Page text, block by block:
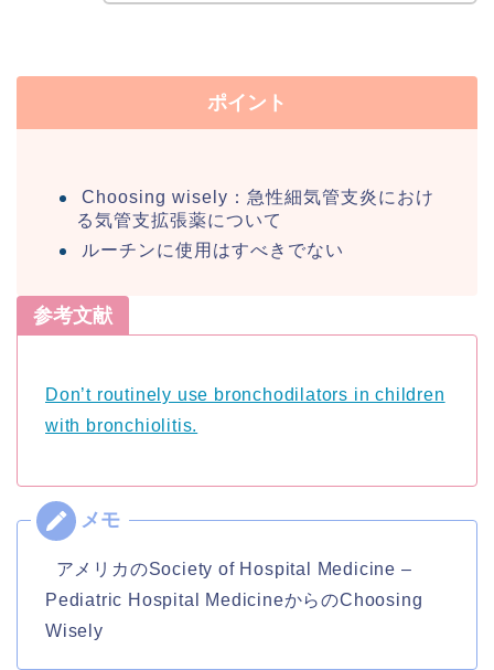
ポイント
Choosing wisely：急性細気管支炎におけ
る気管支拡張薬について
ルーチンに使用はすべきでない
参考文献
Don’t routinely use bronchodilators in children
with bronchiolitis.
アメリカのSociety of Hospital Medicine –
Pediatric Hospital MedicineからのChoosing
Wisely